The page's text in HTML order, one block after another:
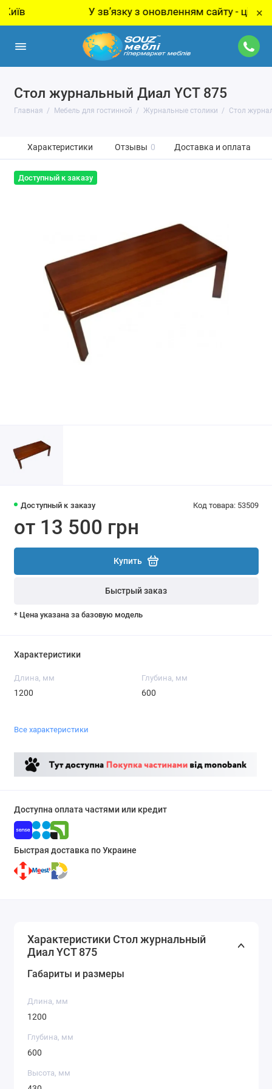
У звʼязку з оновленням сайту - ціну за ×
Стол журнальный Диал YCT 875
Главная Мебель для гостинной Журнальные столики Стол
Характеристики Отзывы 0 Доставка и оплата
Доступный к заказу
Доступный к заказу Код товара: 53509
от 13 500 грн
Купить
Быстрый заказ
* Цена указана за базовую модель
Характеристики
Длина, мм
1200
Глубина, мм
600
Все характеристики
Доступна оплата частями или кредит
Быстрая доставка по Украине
Характеристики Стол журнальный
Диал YCT 875
Габариты и размеры
Длина, мм
1200
Глубина, мм
600
Высота, мм